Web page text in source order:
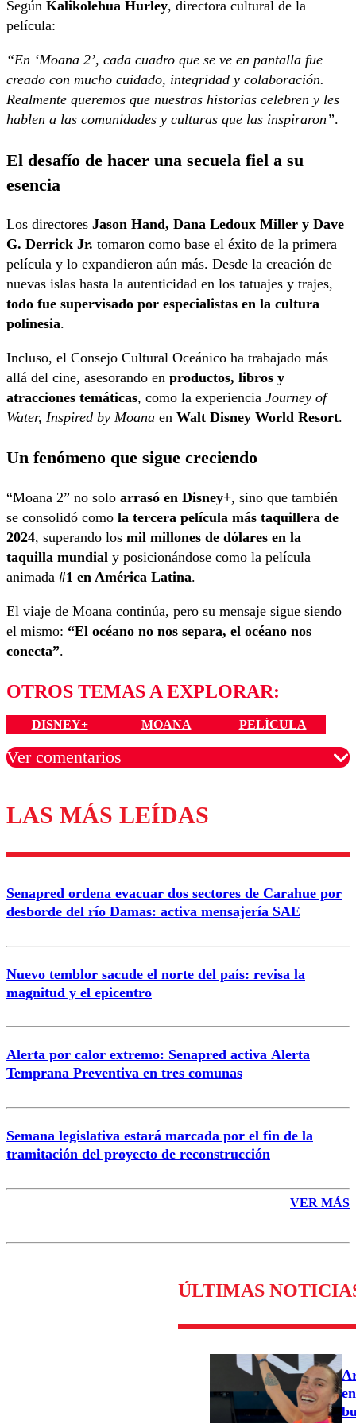
Según Kalikolehua Hurley, directora cultural de la
película:
“En ‘Moana 2’, cada cuadro que se ve en pantalla fue
creado con mucho cuidado, integridad y colaboración.
Realmente queremos que nuestras historias celebren y les
hablen a las comunidades y culturas que las inspiraron”.
El desafío de hacer una secuela fiel a su
esencia
Los directores Jason Hand, Dana Ledoux Miller y Dave
G. Derrick Jr. tomaron como base el éxito de la primera
película y lo expandieron aún más. Desde la creación de
nuevas islas hasta la autenticidad en los tatuajes y trajes,
todo fue supervisado por especialistas en la cultura
polinesia.
Incluso, el Consejo Cultural Oceánico ha trabajado más
allá del cine, asesorando en productos, libros y
atracciones temáticas, como la experiencia Journey of
Water, Inspired by Moana en Walt Disney World Resort.
Un fenómeno que sigue creciendo
“Moana 2” no solo arrasó en Disney+, sino que también
se consolidó como la tercera película más taquillera de
2024, superando los mil millones de dólares en la
taquilla mundial y posicionándose como la película
animada #1 en América Latina.
El viaje de Moana continúa, pero su mensaje sigue siendo
el mismo: “El océano no nos separa, el océano nos
conecta”.
OTROS TEMAS A EXPLORAR:
DISNEY+ MOANA PELÍCULA
Ver comentarios
Los comentarios son moderados para garantizar un
diálogo respetuoso.
Correo
LAS MÁS LEÍDAS
Senapred ordena evacuar dos sectores de Carahue por
desborde del río Damas: activa mensajería SAE
Nuevo temblor sacude el norte del país: revisa la
magnitud y el epicentro
Alerta por calor extremo: Senapred activa Alerta
Temprana Preventiva en tres comunas
Semana legislativa estará marcada por el fin de la
tramitación del proyecto de reconstrucción
VER MÁS
ÚLTIMAS